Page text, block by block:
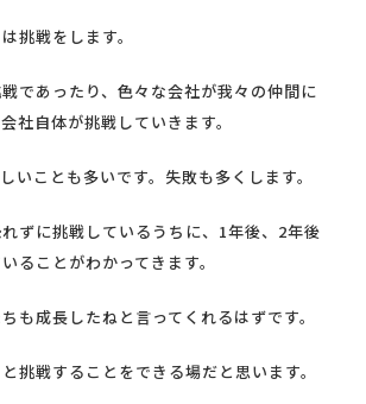
挑戦をします。
であったり、色々な会社が我々の仲間に
社自体が挑戦していきます。
いことも多いです。失敗も多くします。
ずに挑戦しているうちに、1年後、2年後
ることがわかってきます。
も成長したねと言ってくれるはずです。
挑戦することをできる場だと思います。